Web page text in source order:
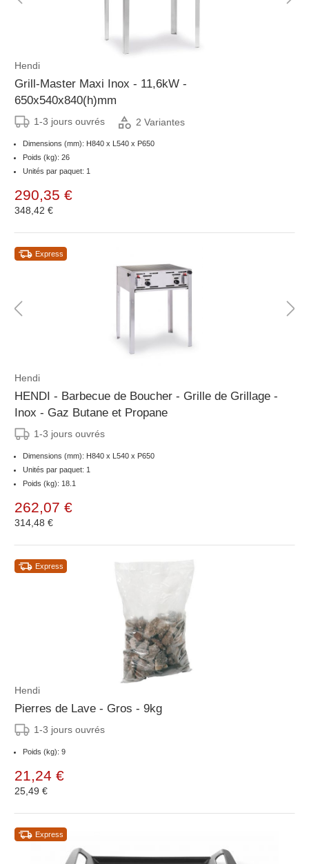
Hendi
Grill-Master Maxi Inox - 11,6kW -
650x540x840(h)mm
1-3 jours ouvrés 2 Variantes
Dimensions (mm): H840 x L540 x P650
Poids (kg): 26
Unités par paquet: 1
290,35 €
348,42 €
Express
Hendi
HENDI - Barbecue de Boucher - Grille de Grillage -
Inox - Gaz Butane et Propane
1-3 jours ouvrés
Dimensions (mm): H840 x L540 x P650
Unités par paquet: 1
Poids (kg): 18.1
262,07 €
314,48 €
Express
Hendi
Pierres de Lave - Gros - 9kg
1-3 jours ouvrés
Poids (kg): 9
21,24 €
25,49 €
Express